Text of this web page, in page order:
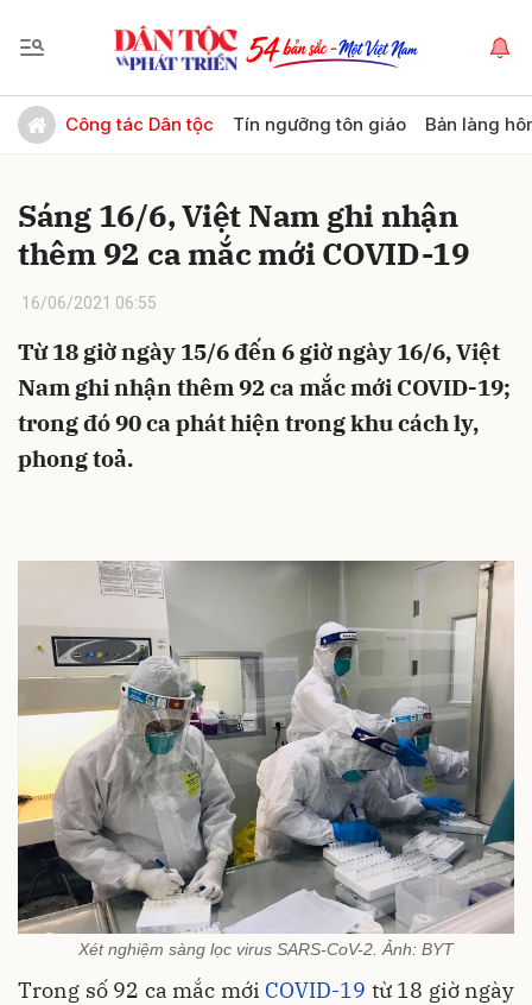
Công tác Dân tộc Tín ngưỡng tôn giáo Bản làng
Sáng 16/6, Việt Nam ghi nhận
thêm 92 ca mắc mới COVID-19
16/06/2021 06:55
Từ 18 giờ ngày 15/6 đến 6 giờ ngày 16/6, Việt
Nam ghi nhận thêm 92 ca mắc mới COVID-19;
trong đó 90 ca phát hiện trong khu cách ly,
phong toả.
Xét nghiệm sàng lọc virus SARS-CoV-2. Ảnh: BYT
Trong số 92 ca mắc mới COVID-19 từ 18 giờ ngày
Gửi bình luận
Hủy Gửi